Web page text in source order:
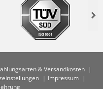
Next
& Versandkosten
Impressum